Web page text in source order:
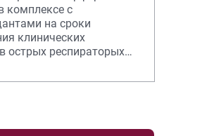
комплексе с
на сроки
клинических
острых респираторых
статуса у ча